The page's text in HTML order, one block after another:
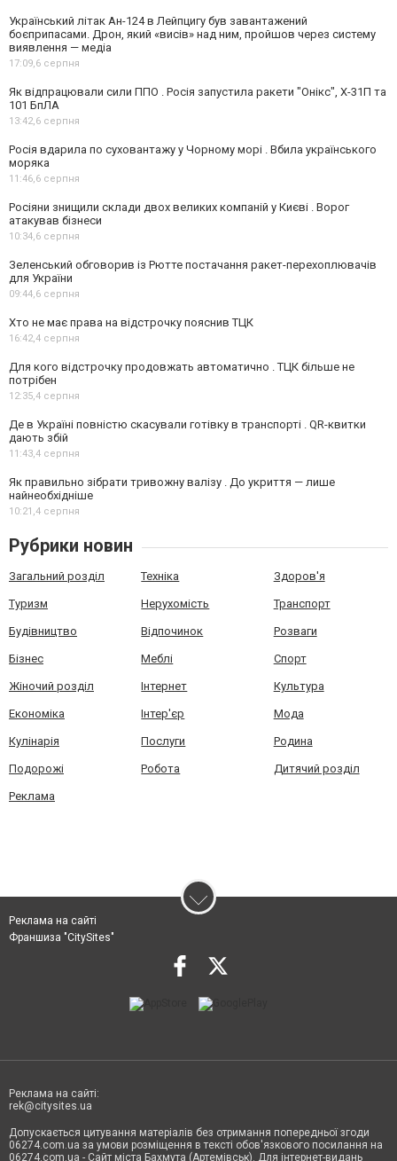
Український літак Ан-124 в Лейпцигу був завантажений
боєприпасами. Дрон, який «висів» над ним, пройшов через систему
виявлення — медіа
17:09,6 серпня
Як відпрацювали сили ППО . Росія запустила ракети "Онікс", Х-31П та
101 БпЛА
13:42,6 серпня
Росія вдарила по суховантажу у Чорному морі . Вбила українського
моряка
11:46,6 серпня
Росіяни знищили склади двох великих компаній у Києві . Ворог
атакував бізнеси
10:34,6 серпня
Зеленський обговорив із Рютте постачання ракет-перехоплювачів
для України
09:44,6 серпня
Хто не має права на відстрочку пояснив ТЦК
16:42,4 серпня
Для кого відстрочку продовжать автоматично . ТЦК більше не
потрібен
12:35,4 серпня
Де в Україні повністю скасували готівку в транспорті . QR-квитки
дають збій
11:43,4 серпня
Як правильно зібрати тривожну валізу . До укриття — лише
найнеобхідніше
10:21,4 серпня
Рубрики новин
Загальний розділ Техніка Здоров'я
Туризм Нерухомість Транспорт
Будівництво Відпочинок Розваги
Бізнес Меблі Спорт
Жіночий розділ Інтернет Культура
Економіка Інтер'єр Мода
Кулінарія Послуги Родина
Подорожі Робота Дитячий розділ
Реклама
Реклама на сайті
Франшиза "CitySites"
Реклама на сайті:
rek@citysites.ua
Допускається цитування матеріалів без отримання попередньої згоди
06274.com.ua за умови розміщення в тексті обов'язкового посилання на
06274.com.ua - Сайт міста Бахмута (Артемівськ). Для інтернет-видань